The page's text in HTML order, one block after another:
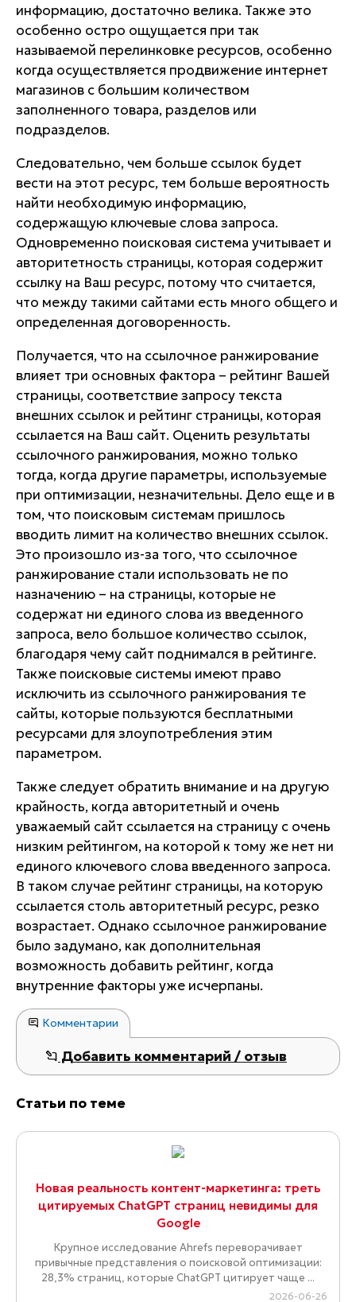
информацию, достаточно велика. Также это
особенно остро ощущается при так
называемой перелинковке ресурсов, особенно
когда осуществляется продвижение интернет
магазинов с большим количеством
заполненного товара, разделов или
подразделов.
Следовательно, чем больше ссылок будет
вести на этот ресурс, тем больше вероятность
найти необходимую информацию,
содержащую ключевые слова запроса.
Одновременно поисковая система учитывает и
авторитетность страницы, которая содержит
ссылку на Ваш ресурс, потому что считается,
что между такими сайтами есть много общего и
определенная договоренность.
Получается, что на ссылочное ранжирование
влияет три основных фактора – рейтинг Вашей
страницы, соответствие запросу текста
внешних ссылок и рейтинг страницы, которая
ссылается на Ваш сайт. Оценить результаты
ссылочного ранжирования, можно только
тогда, когда другие параметры, используемые
при оптимизации, незначительны. Дело еще и в
том, что поисковым системам пришлось
вводить лимит на количество внешних ссылок.
Это произошло из-за того, что ссылочное
ранжирование стали использовать не по
назначению – на страницы, которые не
содержат ни единого слова из введенного
запроса, вело большое количество ссылок,
благодаря чему сайт поднимался в рейтинге.
Также поисковые системы имеют право
исключить из ссылочного ранжирования те
сайты, которые пользуются бесплатными
ресурсами для злоупотребления этим
параметром.
Также следует обратить внимание и на другую
крайность, когда авторитетный и очень
уважаемый сайт ссылается на страницу с очень
низким рейтингом, на которой к тому же нет ни
единого ключевого слова введенного запроса.
В таком случае рейтинг страницы, на которую
ссылается столь авторитетный ресурс, резко
возрастает. Однако ссылочное ранжирование
было задумано, как дополнительная
возможность добавить рейтинг, когда
внутренние факторы уже исчерпаны.
Комментарии
Добавить комментарий / отзыв
Статьи по теме
Новая реальность контент-маркетинга: треть
цитируемых ChatGPT страниц невидимы для
Google
Крупное исследование Ahrefs переворачивает
привычные представления о поисковой оптимизации:
28,3% страниц, которые ChatGPT цитирует чаще ...
2026-06-26